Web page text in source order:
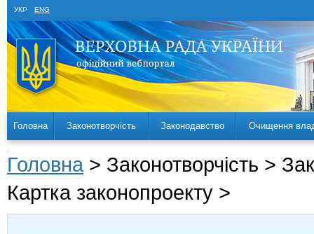
УКР ENG
Головна Законотворчість Законодавство Очищення
Головна > Законотворчість >
Картка законопроекту >